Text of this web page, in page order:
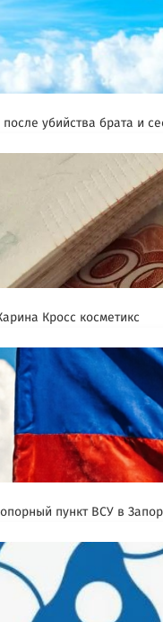
убийства брата и
Кросс косметикс
пункт ВСУ в